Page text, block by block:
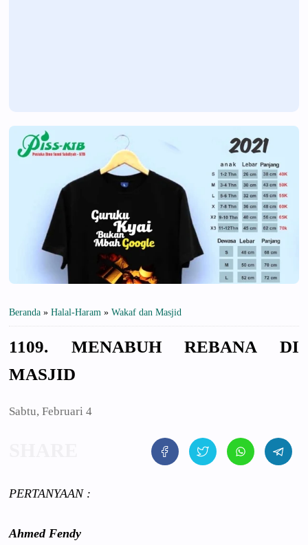
Beranda » Halal-Haram » Wakaf dan Masjid
1109. MENABUH REBANA DI
MASJID
Sabtu, Februari 4
PERTANYAAN:
Ahmed Fendy